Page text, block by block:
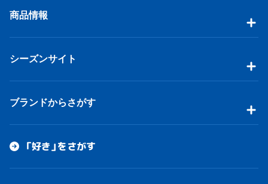
商品情報
シーズンサイト
ブランドからさがす
「好き」をさがす